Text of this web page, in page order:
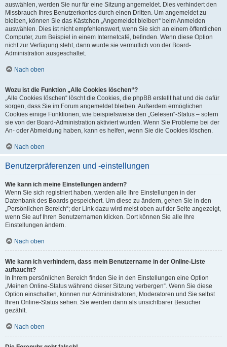
auswählen, werden Sie nur für eine Sitzung angemeldet. Dies verhindert den
Missbrauch Ihres Benutzerkontos durch einen Dritten. Um angemeldet zu
bleiben, können Sie das Kästchen „Angemeldet bleiben“ beim Anmelden
auswählen. Dies ist nicht empfehlenswert, wenn Sie sich an einem öffentlichen
Computer, zum Beispiel in einem Internetcafé, befinden. Wenn diese Option
nicht zur Verfügung steht, dann wurde sie vermutlich von der Board-
Administration ausgeschaltet.
Nach oben
Wozu ist die Funktion „Alle Cookies löschen“?
„Alle Cookies löschen“ löscht die Cookies, die phpBB erstellt hat und die dafür
sorgen, dass Sie im Forum angemeldet bleiben. Außerdem ermöglichen
Cookies einige Funktionen, wie beispielsweise den „Gelesen“-Status – sofern
sie von der Board-Administration aktiviert wurden. Wenn Sie Probleme bei der
An- oder Abmeldung haben, kann es helfen, wenn Sie die Cookies löschen.
Nach oben
Benutzerpräferenzen und -einstellungen
Wie kann ich meine Einstellungen ändern?
Wenn Sie sich registriert haben, werden alle Ihre Einstellungen in der
Datenbank des Boards gespeichert. Um diese zu ändern, gehen Sie in den
„Persönlichen Bereich“; der Link dazu wird meist oben auf der Seite angezeigt,
wenn Sie auf Ihren Benutzernamen klicken. Dort können Sie alle Ihre
Einstellungen ändern.
Nach oben
Wie kann ich verhindern, dass mein Benutzername in der Online-Liste
auftaucht?
In Ihrem persönlichen Bereich finden Sie in den Einstellungen eine Option
„Meinen Online-Status während dieser Sitzung verbergen“. Wenn Sie diese
Option einschalten, können nur Administratoren, Moderatoren und Sie selbst
Ihren Online-Status sehen. Sie werden dann als unsichtbarer Besucher
gezählt.
Nach oben